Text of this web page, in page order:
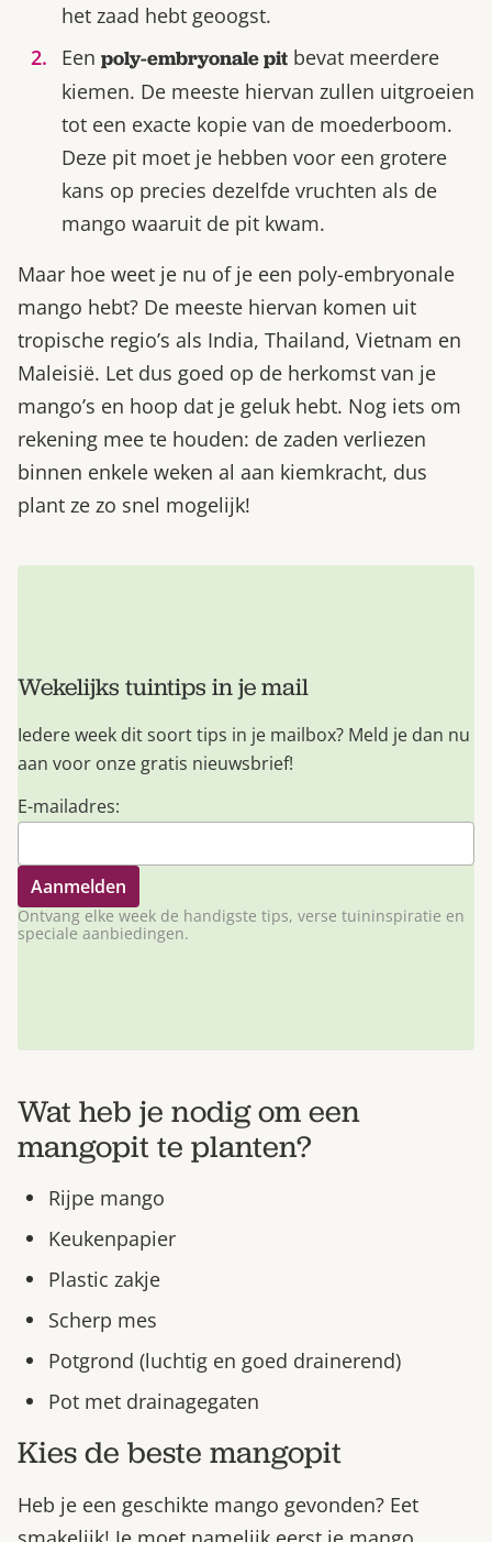
het zaad hebt geoogst.
Een poly-embryonale pit bevat meerdere
kiemen. De meeste hiervan zullen uitgroeien
tot een exacte kopie van de moederboom.
Deze pit moet je hebben voor een grotere
kans op precies dezelfde vruchten als de
mango waaruit de pit kwam.
Maar hoe weet je nu of je een poly-embryonale
mango hebt? De meeste hiervan komen uit
tropische regio’s als India, Thailand, Vietnam en
Maleisië. Let dus goed op de herkomst van je
mango’s en hoop dat je geluk hebt. Nog iets om
rekening mee te houden: de zaden verliezen
binnen enkele weken al aan kiemkracht, dus
plant ze zo snel mogelijk!
Wekelijks tuintips in je mail
Iedere week dit soort tips in je mailbox? Meld je dan nu
aan voor onze gratis nieuwsbrief!
E-mailadres:
Ontvang elke week de handigste tips, verse tuininspiratie en
speciale aanbiedingen.
Wat heb je nodig om een
mangopit te planten?
Rijpe mango
Keukenpapier
Plastic zakje
Scherp mes
Potgrond (luchtig en goed drainerend)
Pot met drainagegaten
Kies de beste mangopit
Heb je een geschikte mango gevonden? Eet